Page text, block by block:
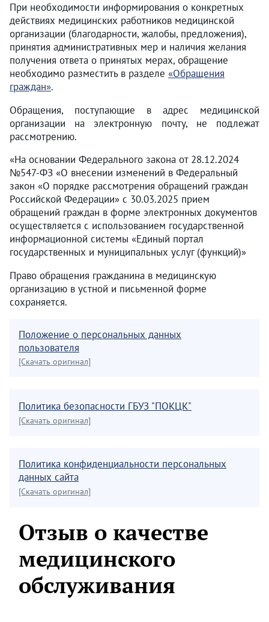
При необходимости информирования о конкретных
действиях медицинских работников медицинской
организации (благодарности, жалобы, предложения),
принятия административных мер и наличия желания
получения ответа о принятых мерах, обращение
необходимо разместить в разделе «Обращения
граждан».
Обращения, поступающие в адрес медицинской
организации на электронную почту, не подлежат
рассмотрению.
«На основании Федерального закона от 28.12.2024
№547-ФЗ «О внесении изменений в Федеральный
закон «О порядке рассмотрения обращений граждан
Российской Федерации» с 30.03.2025 прием
обращений граждан в форме электронных документов
осуществляется с использованием государственной
информационной системы «Единый портал
государственных и муниципальных услуг (функций)»
Право обращения гражданина в медицинскую
организацию в устной и письменной форме
сохраняется.
Положение о персональных данных
пользователя
[Скачать оригинал]
Политика безопасности ГБУЗ "ПОКЦК"
[Скачать оригинал]
Политика конфиденциальности персональных
данных сайта
[Скачать оригинал]
Отзыв о качестве
медицинского
обслуживания